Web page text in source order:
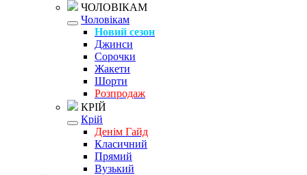
ЧОЛОВІКАМ
Чоловікам
Новий сезон
Джинси
Сорочки
Жакети
Шорти
Розпродаж
КРІЙ
Крій
Денім Гайд
Класичний
Прямий
Вузький